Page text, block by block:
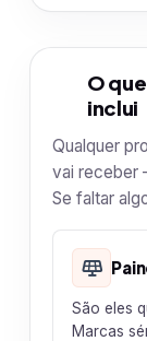
O
inclui
Qualquer
vai
Se faltar
São eles
Marcas